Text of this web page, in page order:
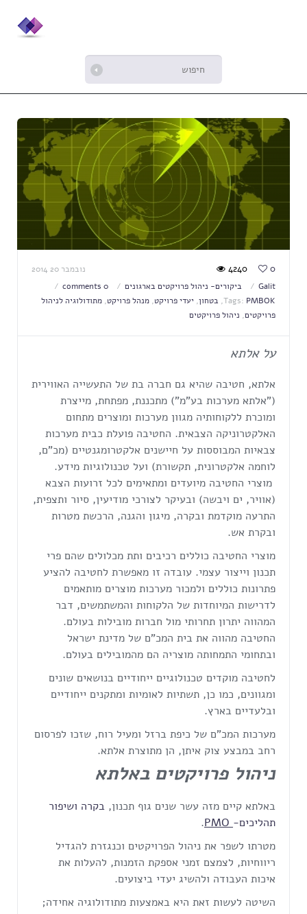
נובמבר 20 2014
Galit
ביקורים- ניהול פרויקטים בארגונים
0 comments
Tags: PMBOK
, בטחון, יעדי פרויקט, מנהל פרויקט, מתודולוגיה לניהול
פרויקטים, ניהול פרויקטים
4240 0
על אלתא
אלתא, חטיבה שהיא גם חברה בת של התעשייה האווירית
("אלתא מערכות בע"מ") מתכננת, מפתחת, מייצרת
ומוכרת ללקוחותיה מגוון מערכות ומוצרים מתחום
האלקטרוניקה הצבאית. החטיבה פועלת כבית מערכות
צבאיות המבוססות על חיישנים אלקטרומגנטיים (מכ"ם,
לוחמה אלקטרונית, תקשורת) ועל טכנולוגיות מידע.
מוצרי החטיבה מיועדים ומתאימים לכל זרועות הצבא
(אוויר, ים ויבשה) ובעיקר לצורכי מודיעין, סיור ותצפית,
התרעה מוקדמת ובקרה, מיגון והגנה, הרכשת מטרות
ובקרת אש.
מוצרי החטיבה כוללים רכיבים ותת מכלולים שהם פרי
תכנון וייצור עצמי. עובדה זו מאפשרת לחטיבה להציע
פתרונות כוללים ולמכור מערכות מוצרים מותאמים
לדרישות המיוחדות של הלקוחות והמשתמשים, דבר
המהווה יתרון תחרותי מול חברות מובילות בעולם.
החטיבה מהווה את בית המכ"ם של מדינת ישראל
ובתחומי התמחותה מוצריה הם מהמובילים בעולם.
לחטיבה מוקדים טכנולוגיים ייחודיים בנושאים שונים
ומגוונים, כמו כן, תשתיות לאומיות ומתקנים ייחודיים
ובלעדיים בארץ.
מערכות המכ"ם של כיפת ברזל ומעיל רוח, שזכו לפרסום
רחב במבצע צוק איתן, הן מתוצרת אלתא.
ניהול פרויקטים באלתא
באלתא קיים מזה עשר שנים גוף תכנון, בקרה ושיפור
תהליכים-
.
מטרתו לשפר את ניהול הפרויקטים וכנגזרת להגדיל
ריווחיות, לצמצם זמני אספקת הזמנות, להעלות את
איכות העבודה ולהשיג יעדי ביצועים.
השיטה לעשות זאת היא באמצעות מתודולוגיה אחידה;